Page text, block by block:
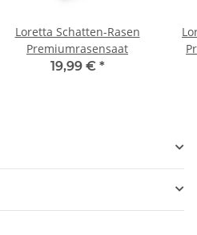
Loretta Schatten-Rasen
Premiumrasensaat
19,99 € *